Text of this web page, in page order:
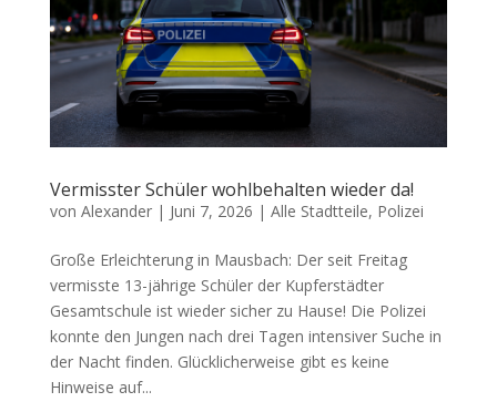
Vermisster Schüler wohlbehalten wieder da!
von Alexander| Juni 7, 2026 | Alle Stadtteile, Polizei
Große Erleichterung in Mausbach: Der seit Freitag
vermisste 13-jährige Schüler der Kupferstädter
Gesamtschule ist wieder sicher zu Hause! Die Polizei
konnte den Jungen nach drei Tagen intensiver Suche in
der Nacht finden. Glücklicherweise gibt es keine
Hinweise auf...